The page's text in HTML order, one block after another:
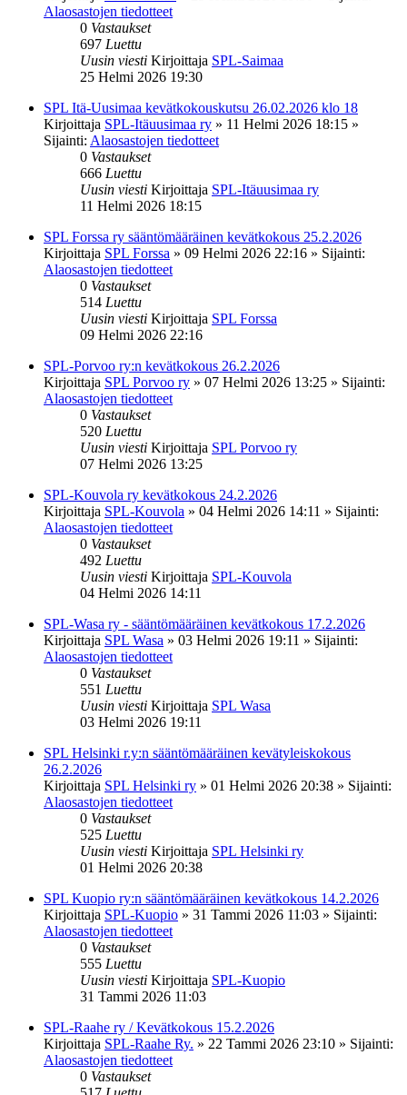
Alaosastojen tiedotteet
0 Vastaukset
697 Luettu
Uusin viesti Kirjoittaja SPL-Saimaa
25 Helmi 2026 19:30
SPL Itä-Uusimaa kevätkokouskutsu 26.02.2026 klo 18
Kirjoittaja SPL-Itäuusimaa ry » 11 Helmi 2026 18:15 »
Sijainti: Alaosastojen tiedotteet
0 Vastaukset
666 Luettu
Uusin viesti Kirjoittaja SPL-Itäuusimaa ry
11 Helmi 2026 18:15
SPL Forssa ry sääntömääräinen kevätkokous 25.2.2026
Kirjoittaja SPL Forssa » 09 Helmi 2026 22:16 » Sijainti:
Alaosastojen tiedotteet
0 Vastaukset
514 Luettu
Uusin viesti Kirjoittaja SPL Forssa
09 Helmi 2026 22:16
SPL-Porvoo ry:n kevätkokous 26.2.2026
Kirjoittaja SPL Porvoo ry » 07 Helmi 2026 13:25 » Sijainti:
Alaosastojen tiedotteet
0 Vastaukset
520 Luettu
Uusin viesti Kirjoittaja SPL Porvoo ry
07 Helmi 2026 13:25
SPL-Kouvola ry kevätkokous 24.2.2026
Kirjoittaja SPL-Kouvola » 04 Helmi 2026 14:11 » Sijainti:
Alaosastojen tiedotteet
0 Vastaukset
492 Luettu
Uusin viesti Kirjoittaja SPL-Kouvola
04 Helmi 2026 14:11
SPL-Wasa ry - sääntömääräinen kevätkokous 17.2.2026
Kirjoittaja SPL Wasa » 03 Helmi 2026 19:11 » Sijainti:
Alaosastojen tiedotteet
0 Vastaukset
551 Luettu
Uusin viesti Kirjoittaja SPL Wasa
03 Helmi 2026 19:11
SPL Helsinki r.y:n sääntömääräinen kevätyleiskokous
26.2.2026
Kirjoittaja SPL Helsinki ry » 01 Helmi 2026 20:38 » Sijainti:
Alaosastojen tiedotteet
0 Vastaukset
525 Luettu
Uusin viesti Kirjoittaja SPL Helsinki ry
01 Helmi 2026 20:38
SPL Kuopio ry:n sääntömääräinen kevätkokous 14.2.2026
Kirjoittaja SPL-Kuopio » 31 Tammi 2026 11:03 » Sijainti:
Alaosastojen tiedotteet
0 Vastaukset
555 Luettu
Uusin viesti Kirjoittaja SPL-Kuopio
31 Tammi 2026 11:03
SPL-Raahe ry / Kevätkokous 15.2.2026
Kirjoittaja SPL-Raahe Ry. » 22 Tammi 2026 23:10 » Sijainti:
Alaosastojen tiedotteet
0 Vastaukset